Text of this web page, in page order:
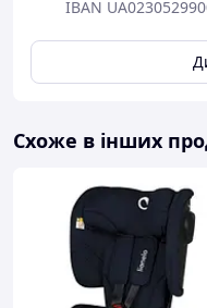
IBAN
Схоже в інших